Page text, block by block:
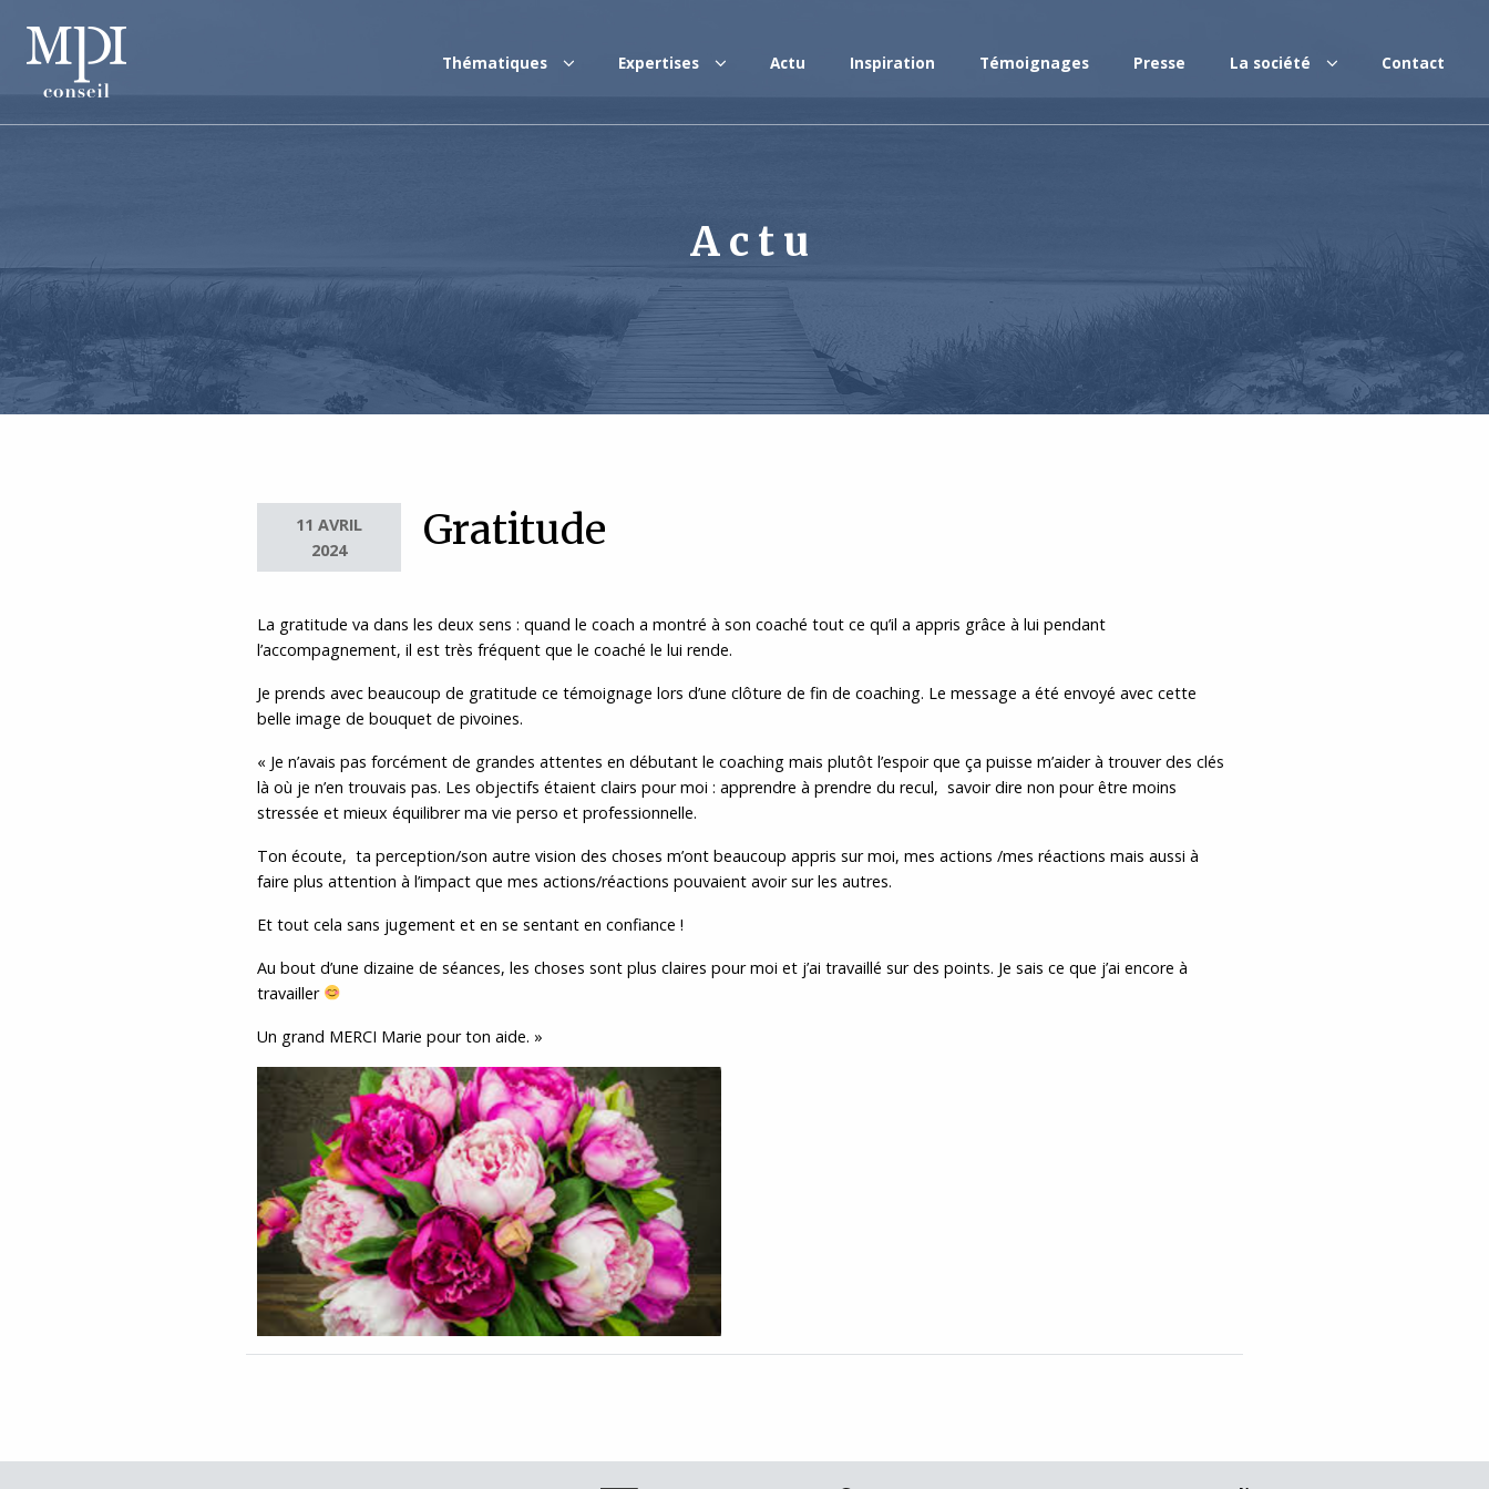
Thématiques Expertises Actu Inspiration Témoignages Presse La société Contact
Actu
11 AVRIL
2024
Gratitude
La gratitude va dans les deux sens : quand le coach a montré à son coaché tout ce qu’il a appris grâce à lui pendant
l’accompagnement, il est très fréquent que le coaché le lui rende.
Je prends avec beaucoup de gratitude ce témoignage lors d’une clôture de fin de coaching. Le message a été envoyé avec cette
belle image de bouquet de pivoines.
« Je n’avais pas forcément de grandes attentes en débutant le coaching mais plutôt l’espoir que ça puisse m’aider à trouver des clés
là où je n’en trouvais pas. Les objectifs étaient clairs pour moi : apprendre à prendre du recul, savoir dire non pour être moins
stressée et mieux équilibrer ma vie perso et professionnelle.
Ton écoute, ta perception/son autre vision des choses m’ont beaucoup appris sur moi, mes actions /mes réactions mais aussi à
faire plus attention à l’impact que mes actions/réactions pouvaient avoir sur les autres.
Et tout cela sans jugement et en se sentant en confiance !
Au bout d’une dizaine de séances, les choses sont plus claires pour moi et j’ai travaillé sur des points. Je sais ce que j’ai encore à
travailler
Un grand MERCI Marie pour ton aide. »